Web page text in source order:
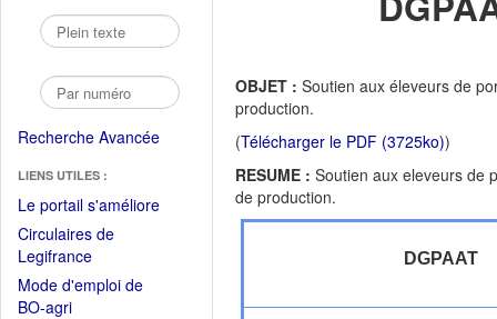
Recherche Avancée
LIENS UTILES :
Le portail s'améliore(Fichier
Circulaires de
Legifrance(Ouvrir
dans
une
Mode d'emploi de
BO-agri(Ouvrir
OBJET : Soutien aux éleveurs de
production.
(Télécharger le PDF (3725ko))
RESUME : Soutien aux eleveurs de
de production.
DGPAAT